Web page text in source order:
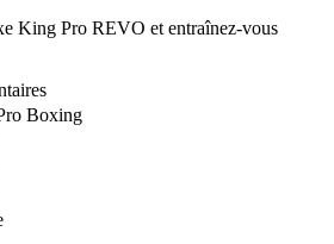
King Pro REVO et entraînez-vous
Boxing